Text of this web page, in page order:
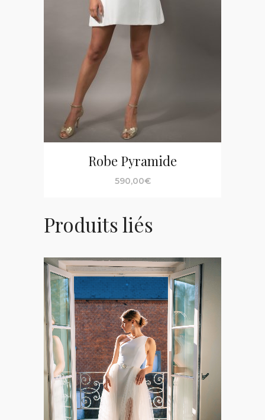
Robe Pyramide
590,00€
Produits liés